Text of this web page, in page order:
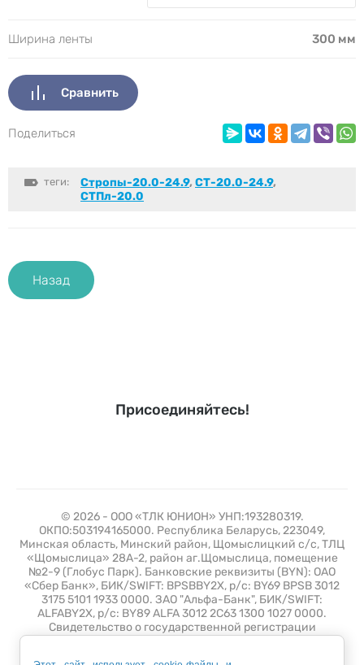
Ширина ленты 300 мм
Сравнить
Поделиться
теги: Стропы-20.0-24.9, СТ-20.0-24.9,
СТПл-20.0
Назад
Присоединяйтесь!
© 2026 - ООО «ТЛК ЮНИОН» УНП:193280319.
ОКПО:503194165000. Республика Беларусь, 223049,
Минская область, Минский район, Щомыслицкий с/с, ТЛЦ
«Щомыслица» 28А-2, район аг.Щомыслица, помещение
№2-9 (Глобус Парк). Банковские реквизиты (BYN): ОАО
«Сбер Банк», БИК/SWIFT: BPSBBY2X, р/с: BY69 BPSB 3012
3175 5101 1933 0000. ЗАО "Альфа-Банк", БИК/SWIFT:
ALFABY2X, р/с: BY89 ALFA 3012 2C63 1300 1027 0000.
Свидетельство о государственной регистрации